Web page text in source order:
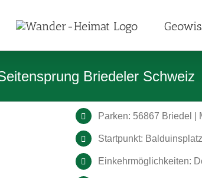
Briedeler Schweiz
Parken: 56867 Briedel |
Startpunkt: Balduinsplatz
Einkehrmöglichkeiten: